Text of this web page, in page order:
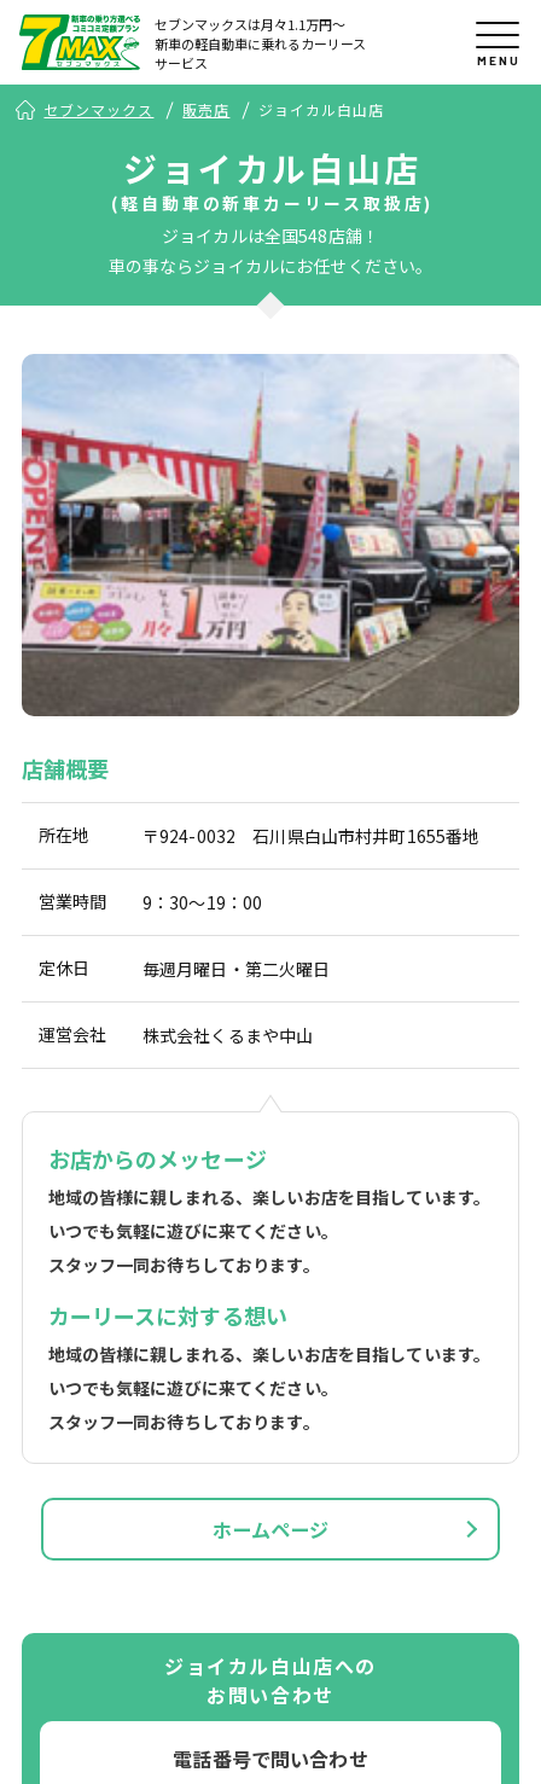
セブンマックスは月々1.1万円〜
新車の軽自動車に乗れるカーリース
サービス
MENU
セブンマックス 販売店 ジョイカル白山店
ジョイカル白山店
(軽自動車の新車カーリース取扱店)
ジョイカルは全国548店舗！
車の事ならジョイカルにお任せください。
ホームページ
店舗概要
所在地 〒924-0032 石川県白山市村井町1655番地
営業時間 9：30～19：00
定休日 毎週月曜日・第二火曜日
運営会社 株式会社くるまや中山
お店からのメッセージ
地域の皆様に親しまれる、楽しいお店を目指しています。
いつでも気軽に遊びに来てください。
スタッフ一同お待ちしております。
カーリースに対する想い
地域の皆様に親しまれる、楽しいお店を目指しています。
いつでも気軽に遊びに来てください。
スタッフ一同お待ちしております。
ジョイカル白山店への
お問い合わせ
電話番号で問い合わせ